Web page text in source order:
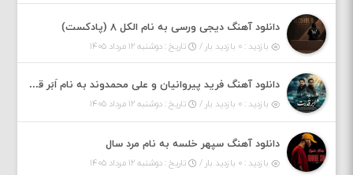
دانلود آهنگ دیجی ورسی به نام الکل ۸ (پادکست)
بازدید : ۰ بازدید بار / تاریخ : دوشنبه ۱۲ مرداد ۱۴۰۵
دانلود آهنگ فرید پیروانیان و علی محمدوند به نام اَبَر قدرت
بازدید : ۰ بازدید بار / تاریخ : دوشنبه ۱۲ مرداد ۱۴۰۵
دانلود آهنگ سپهر خلسه به نام مرد سال
بازدید : ۰ بازدید بار / تاریخ : دوشنبه ۱۲ مرداد ۱۴۰۵